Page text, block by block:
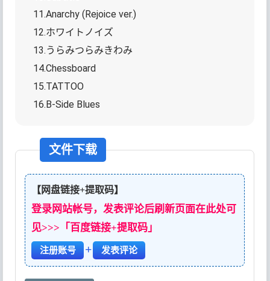
11.Anarchy (Rejoice ver.)
12.ホワイトノイズ
13.うらみつらみきわみ
14.Chessboard
15.TATTOO
16.B-Side Blues
文件下载
【网盘链接+提取码】
登录网站帐号，发表评论后刷新页面在此处可
见>>>「百度链接+提取码」
注册账号 + 发表评论